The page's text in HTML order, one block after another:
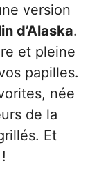
version
d’Alaska.
et pleine
papilles.
née
de la
Et